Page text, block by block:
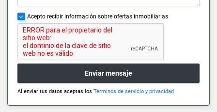
Acepto recibir información sobre ofertas inmobiliarias
Enviar mensaje
Al enviar tus datos aceptas los Términos de servicio y privacidad